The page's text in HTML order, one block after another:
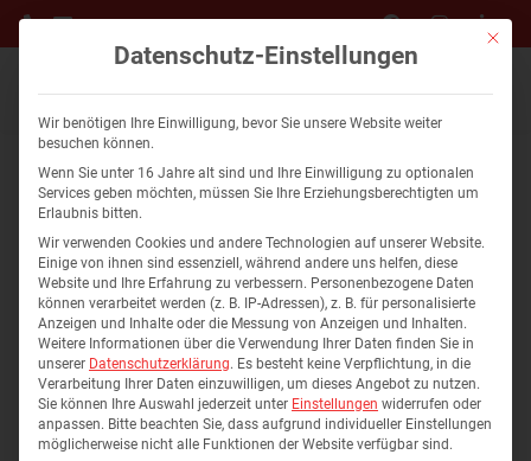
Kontakt
Haben Sie Fragen oder Interesse an einem unserer
Immobilienprojekte? Möchten Sie sich bei uns bewerben
oder suchen Sie professionelle Beratung für Ihr eigenes
Bauvorhaben? Wir sind hier, um Ihnen zu helfen und alle
Mit
Datenschutz-Einstellungen
Wir benötigen Ihre Einwilligung, bevor Sie unsere Website weiter
besuchen können.
Wenn Sie unter 16 Jahre alt sind und Ihre Einwilligung zu optionalen
Services geben möchten, müssen Sie Ihre Erziehungsberechtigten um
Erlaubnis bitten.
Wir verwenden Cookies und andere Technologien auf unserer Website.
Einige von ihnen sind essenziell, während andere uns helfen, diese
Website und Ihre Erfahrung zu verbessern. Personenbezogene Daten
können verarbeitet werden (z. B. IP-Adressen), z. B. für personalisierte
Anzeigen und Inhalte oder die Messung von Anzeigen und Inhalten.
Weitere Informationen über die Verwendung Ihrer Daten finden Sie in
unserer Datenschutzerklärung. Es besteht keine Verpflichtung, in die
Verarbeitung Ihrer Daten einzuwilligen, um dieses Angebot zu nutzen.
Sie können Ihre Auswahl jederzeit unter Einstellungen widerrufen oder
anpassen. Bitte beachten Sie, dass aufgrund individueller Einstellungen
möglicherweise nicht alle Funktionen der Website verfügbar sind.